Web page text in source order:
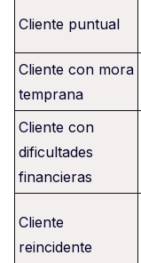
Cliente puntual
Cliente con mora
temprana
Cliente con
dificultades
financieras
Cliente
reincidente